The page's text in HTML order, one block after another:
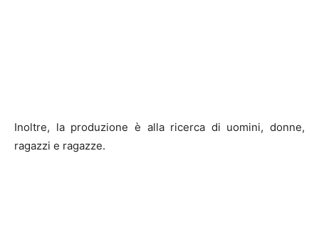
Inoltre, la produzione è alla ricerca di uomini, donne,
ragazzi e ragazze.